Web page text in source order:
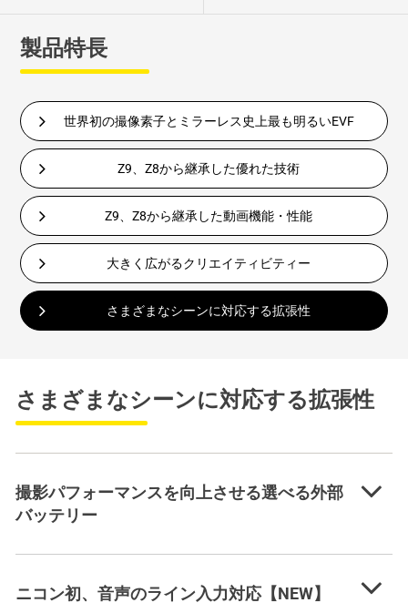
製品特長
世界初の撮像素子とミラーレス史上最も明るいEVF
Z9、Z8から継承した優れた技術
Z9、Z8から継承した動画機能・性能
大きく広がるクリエイティビティー
さまざまなシーンに対応する拡張性
さまざまなシーンに対応する拡張性
撮影パフォーマンスを向上させる選べる外部
バッテリー
ニコン初、音声のライン入力対応【NEW】